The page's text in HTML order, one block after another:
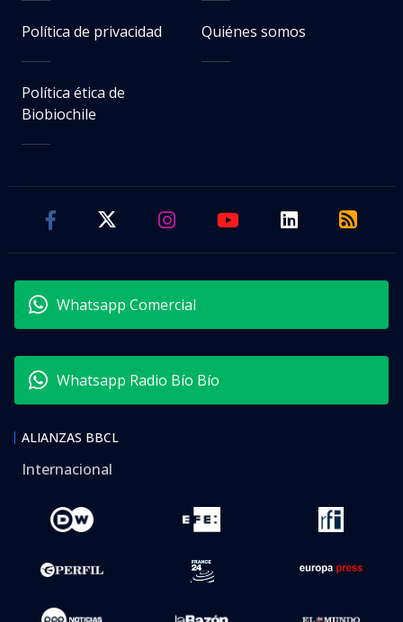
Política de privacidad Quiénes somos
Política ética de
Biobiochile
Whatsapp Comercial
Whatsapp Radio Bío Bío
ALIANZAS BBCL
Internacional